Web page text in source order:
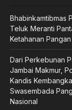
Bhabinkamtibmas
Teluk Meranti
Ketahanan Pangan
Dari Perkebunan
Jambai Makmur,
Kandis
Swasembada
Nasional